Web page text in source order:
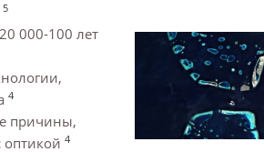
5
000-100 лет
4
причины,
оптикой 4